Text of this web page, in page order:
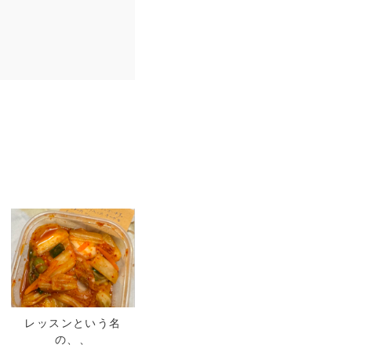
レッスンという名
の、、